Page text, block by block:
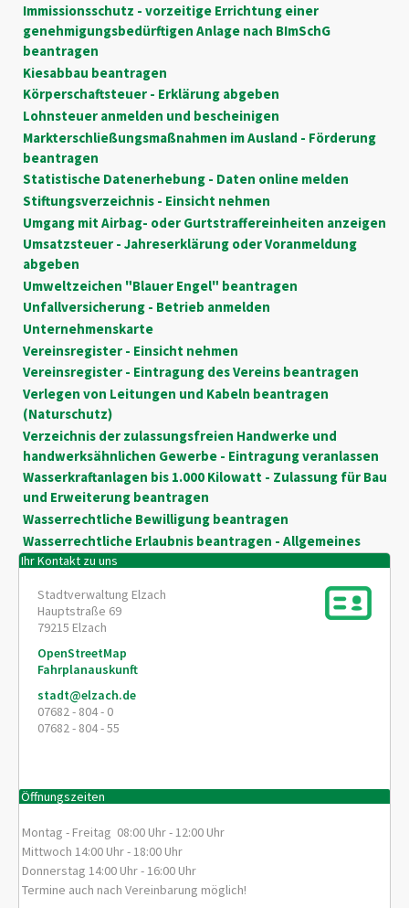
Immissionsschutz - vorzeitige Errichtung einer
genehmigungsbedürftigen Anlage nach BImSchG
beantragen
Kiesabbau beantragen
Körperschaftsteuer - Erklärung abgeben
Lohnsteuer anmelden und bescheinigen
Markterschließungsmaßnahmen im Ausland - Förderung
beantragen
Statistische Datenerhebung - Daten online melden
Stiftungsverzeichnis - Einsicht nehmen
Umgang mit Airbag- oder Gurtstraffereinheiten anzeigen
Umsatzsteuer - Jahreserklärung oder Voranmeldung
abgeben
Umweltzeichen "Blauer Engel" beantragen
Unfallversicherung - Betrieb anmelden
Unternehmenskarte
Vereinsregister - Einsicht nehmen
Vereinsregister - Eintragung des Vereins beantragen
Verlegen von Leitungen und Kabeln beantragen
(Naturschutz)
Verzeichnis der zulassungsfreien Handwerke und
handwerksähnlichen Gewerbe - Eintragung veranlassen
Wasserkraftanlagen bis 1.000 Kilowatt - Zulassung für Bau
und Erweiterung beantragen
Wasserrechtliche Bewilligung beantragen
Wasserrechtliche Erlaubnis beantragen - Allgemeines
Ihr Kontakt zu uns
Stadtverwaltung Elzach
Hauptstraße 69
79215 Elzach
OpenStreetMap
Fahrplanauskunft
stadt@elzach.de
07682 - 804 - 0
07682 - 804 - 55
Öffnungszeiten
Montag - Freitag 08:00 Uhr - 12:00 Uhr
Mittwoch 14:00 Uhr - 18:00 Uhr
Donnerstag 14:00 Uhr - 16:00 Uhr
Termine auch nach Vereinbarung möglich!